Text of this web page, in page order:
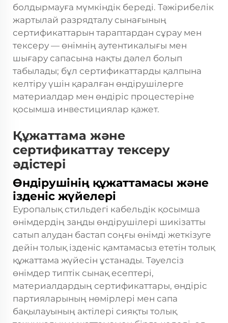
болдырмауға мүмкіндік береді. Тәжірибелік
жартылай разрядталу сынағының
сертификаттарын тараптардан сұрау мен
тексеру — өнімнің аутентикалығы мен
шығару сапасына нақты дәлел болып
табылады; бұл сертификаттарды қалпына
келтіру үшін қаралған өндірушілерге
материалдар мен өндіріс процестеріне
қосымша инвестициялар қажет.
Құжаттама және
сертификаттау тексеру
әдістері
Өндірушінің құжаттамасы және
ізденіс жүйелері
Еуропалық стильдегі кабельдік қосымша
өнімдердің заңды өндірушілері шикізатты
сатып алудан бастап соңғы өнімді жеткізуге
дейін толық ізденіс қамтамасыз ететін толық
құжаттама жүйесін ұстанады. Тәуелсіз
өнімдер типтік сынақ есептері,
материалдардың сертификаттары, өндіріс
партияларының нөмірлері мен сапа
бақылауының актілері сияқты толық